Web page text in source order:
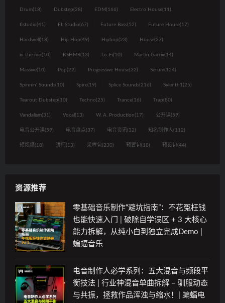
Drum(18) Dubstep(28) EDM(166) Electro House(11)
flstudio(41) FL Studio(67) Future Bass(52) Future House(17)
Hardwell (18) Hip Hop(49) Hiphop(23) House(27)
in the mix(10) KSHMR(13) Lo-Fi(10) Martin Garrix(14)
Massive(10) Pop(22) Progressive House(32) Serum(124)
Spinnin' Sounds(10) Spire(19) Splice Sounds(216) Sylenth1(25)
Tearout Dubstep(10) Techno(25) Trance(16) Trap(80)
Vandalism(31) Vocal (13) W. A. Production(17) 公开课(59)
电音公开课(59) 电音盘点(37) 电音资讯(32) 知名制作人(112)
短视频 (18) 讲师(13) 采样包(230) 预置包(18) 预设包(44)
资源推荐
零基础音乐制作“避坑指南”：不花冤枉钱
也能快速入门 | 破除自学误区 + 3 大核心
能力拆解，从纯小白到独立完成Demo |
蝙蝠音乐
电音制作人必学系列：五大混音与频段平
衡技法 | 行业神混音单曲拆解 – 驯服动态
与共振，拯救作品浑浊与缩水！| 蝙蝠电